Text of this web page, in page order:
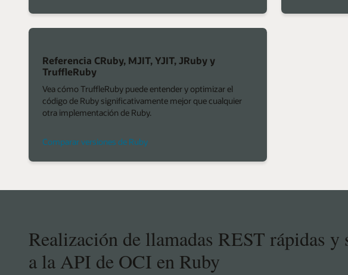
Referencia CRuby, MJIT, YJIT, JRuby y
TruffleRuby
Vea cómo TruffleRuby puede entender y optimizar el
código de Ruby significativamente mejor que cualquier
otra implementación de Ruby.
Comparar versiones de Ruby
Realización de llamadas REST rápidas y
a la API de OCI en Ruby